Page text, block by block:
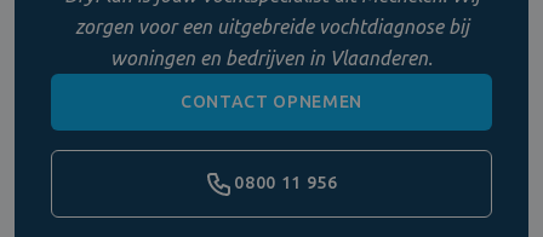
zorgen voor een uitgebreide vochtdiagnose bij
woningen en bedrijven in Vlaanderen.
CONTACT OPNEMEN
0800 11 956